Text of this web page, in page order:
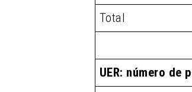
Total
UER: número de